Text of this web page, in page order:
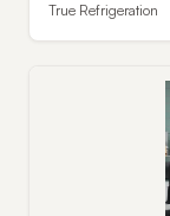
True Refrigeration